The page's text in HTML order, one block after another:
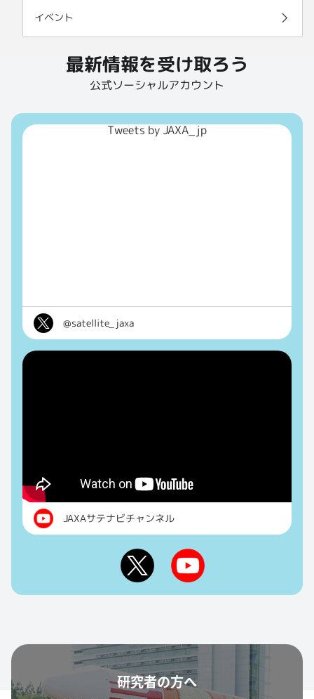
イベント
最新情報を受け取ろう
公式ソーシャルアカウント
Tweets by JAXA_jp
@satellite_jaxa
JAXAサテナビチャンネル
研究者の方へ